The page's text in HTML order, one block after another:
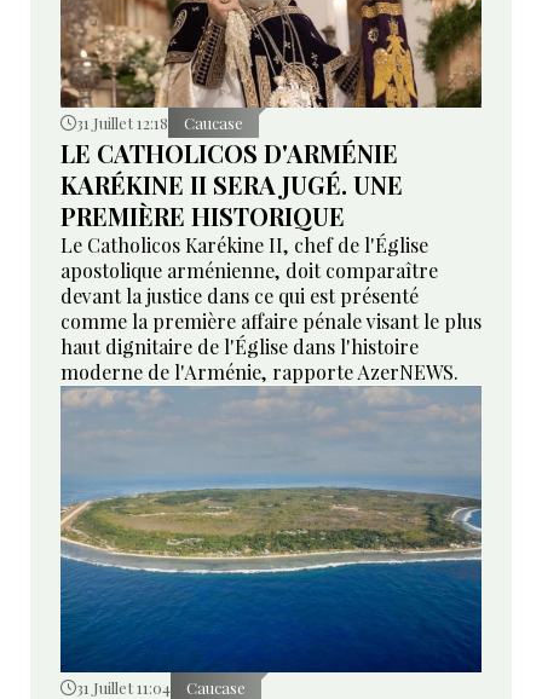
31 Juillet 12:18 Caucase
LE CATHOLICOS D'ARMÉNIE
KARÉKINE II SERA JUGÉ. UNE
PREMIÈRE HISTORIQUE
Le Catholicos Karékine II, chef de l'Église
apostolique arménienne, doit comparaître
devant la justice dans ce qui est présenté
comme la première affaire pénale visant le plus
haut dignitaire de l'Église dans l'histoire
moderne de l'Arménie, rapporte AzerNEWS.
31 Juillet 11:04 Caucase